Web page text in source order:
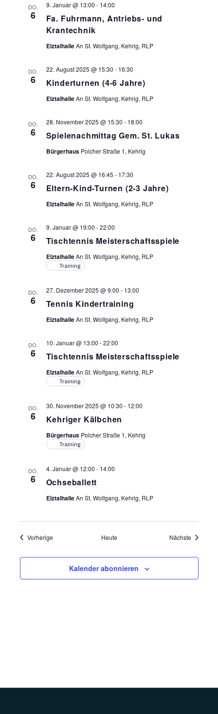
DO.
6
Fa. Fuhrmann, Antriebs- und
Krantechnik
9. Januar @ 13:00 - 14:00
ElztalhalleAn St. Wolfgang, Kehrig, RLP
DO.
6 Kinderturnen (4-6 Jahre)
22. August 2025 @ 15:30 - 16:30
ElztalhalleAn St. Wolfgang, Kehrig, RLP
DO.
6 Spielenachmittag Gem. St. Lukas
28. November 2025 @ 15:30 - 18:00
Bürgerhaus Polcher Straße 1, Kehrig
DO.
6 Eltern-Kind-Turnen (2-3 Jahre)
22. August 2025 @ 16:45 - 17:30
ElztalhalleAn St. Wolfgang, Kehrig, RLP
DO.
6 Tischtennis Meisterschaftsspiele
9. Januar @ 19:00 -22:00
ElztalhalleAn St. Wolfgang, Kehrig, RLP
Training
DO.
6 Tennis Kindertraining
27. Dezember 2025 @ 9:00 - 13:00
ElztalhalleAn St. Wolfgang, Kehrig, RLP
DO.
6 Tischtennis Meisterschaftsspiele
10. Januar @ 13:00 -22:00
ElztalhalleAn St. Wolfgang, Kehrig, RLP
Training
DO.
6 Kehriger Kälbchen
30. November 2025 @ 10:30 - 12:00
Bürgerhaus Polcher Straße 1, Kehrig
Training
DO.
6 Ochseballett
4. Januar @ 12:00 - 14:00
ElztalhalleAn St. Wolfgang, Kehrig, RLP
VorherigeVeranstaltungen Heute Nächste
Kalender abonnieren